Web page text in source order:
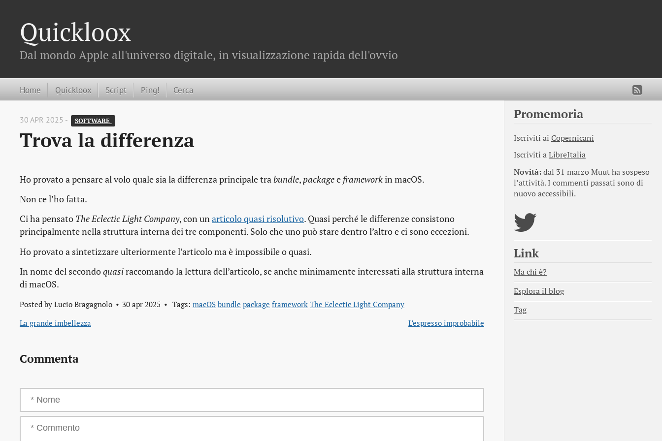
Quickloox
Dal mondo Apple all'universo digitale, in visualizzazione rapida dell'ovvio
Home Quickloox Script Ping! Cerca
30 APR 2025 - SOFTWARE
Trova la differenza
Ho provato a pensare al volo quale sia la differenza principale trabundle, packagee frameworkin macOS.
Non ce l’ho fatta.
Ci ha pensato The Eclectic Light Company, con unarticolo quasi risolutivo. Quasi perché le differenze consistono
principalmente nella struttura interna dei tre componenti. Solo che uno può stare dentro l’altro e ci sono eccezioni.
Ho provato a sintetizzare ulteriormente l’articolo ma è impossibile o quasi.
In nome del secondoquasiraccomando la lettura dell’articolo, se anche minimamente interessati alla struttura interna
di macOS.
Posted by Lucio Bragagnolo 30 apr 2025 Tags: macOS bundle package framework The Eclectic Light Company
La grande imbellezza
L’espresso improbabile
Commenta
Promemoria
Iscriviti ai Copernicani
Iscriviti aLibreItalia
Novità:dal 31 marzo Muut ha sospeso
l’attività. I commenti passati sono di
nuovo accessibili.
Link
Ma chi è?
Esplora il blog
Tag